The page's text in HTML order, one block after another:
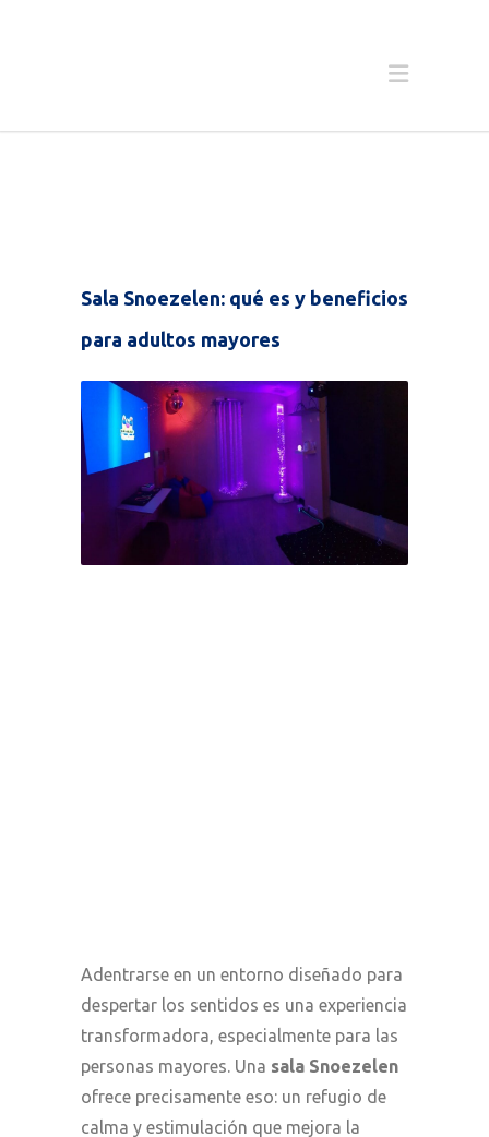
Sala Snoezelen: qué es y beneficios
para adultos mayores
Adentrarse en un entorno diseñado para
despertar los sentidos es una experiencia
transformadora, especialmente para las
personas mayores. Una sala Snoezelen
ofrece precisamente eso: un refugio de
calma y estimulación que mejora la